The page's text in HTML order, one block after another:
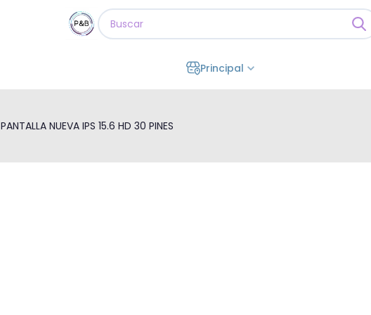
Principal
PANTALLA NUEVA IPS 15.6 HD 30 PINES